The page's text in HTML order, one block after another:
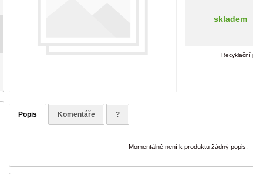
skladem
Recyklační
Popis Komentáře ?
Momentálně není k produktu žádný popis.